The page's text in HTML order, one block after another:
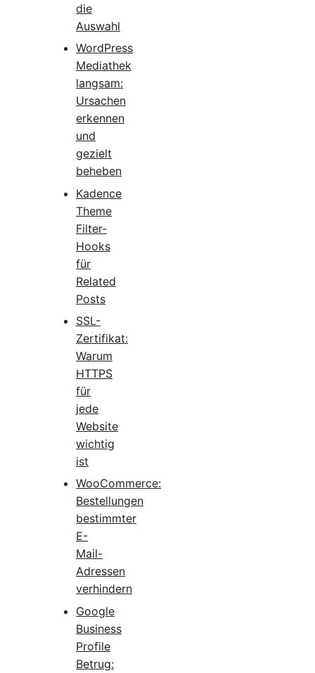
die
Auswahl
WordPress
Mediathek
langsam:
Ursachen
erkennen
und
gezielt
beheben
Kadence
Theme
Filter-
Hooks
für
Related
Posts
SSL-
Zertifikat:
Warum
HTTPS
für
jede
Website
wichtig
ist
WooCommerce:
Bestellungen
bestimmter
E-
Mail-
Adressen
verhindern
Google
Business
Profile
Betrug: